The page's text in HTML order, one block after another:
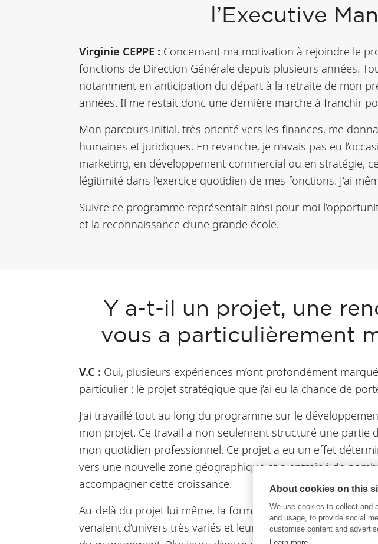
l’Executive
Virginie CEPPE : Concernant ma motivation à rejoindre le
fonctions de Direction Générale depuis plusieurs années.
notamment en anticipation du départ à la retraite de mon
années. Il me restait donc une dernière marche à franchir
Mon parcours initial, très orienté vers les finances, me
humaines et juridiques. En revanche, je n’avais pas eu
marketing, en développement commercial ou en stratégie,
légitimité dans l’exercice quotidien de mes fonctions. J’ai
Suivre ce programme représentait ainsi pour moi
et la reconnaissance d’une grande école.
Y a-t-il un projet, une
vous a particulièrement
V.C : Oui, plusieurs expériences m’ont profondément
particulier : le projet stratégique que j’ai eu la chance de
J’ai travaillé tout au long du programme sur le
mon projet. Ce travail a non seulement structuré une partie
mon quotidien professionnel. Ce projet a eu un effet
vers une nouvelle zone géographique et a entraîné de
accompagner cette croissance.
Au-delà du projet lui-même, la formation a été marquée
venaient d’univers très variés et leurs trajectoires, parfois
About cookies on this
We use cookies to collect and
and usage, to provide social
customise content and